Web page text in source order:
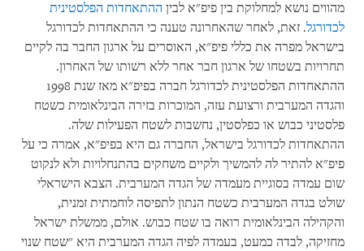
מהווים נושא למחלוקת בין פיפ"א לבין ההתאחדות הפלסטינית
לכדורגל. זאת, לאחר שהאחרונה טענה כי ההתאחדות לכדורגל
בישראל מפרה את כללי פיפ"א, האוסרים על ארגון החבר בה לקיים
תחרויות בשטחו של ארגון חבר אחר ללא רשותו של האחרון.
ההתאחדות הפלסטינית לכדורגל חברה בפיפ"א מאז שנת 1998
והגדה המערבית ורצועת עזה, המוכרות בזירה הבינלאומית כשטח
פלסטיני כבוש או כפלסטין, נחשבות לשטח הפעילות שלה.
ההתאחדות לכדורגל בישראל, החברה גם היא בפיפ"א, אמרה כי על
פיפ"א להתיר לה להמשיך ולקיים משחקים בהתנחלויות ולא לנקוט
שום עמדה בסוגיית מעמדה של הגדה המערבית. הצבא הישראלי
שולט בגדה המערבית כשטח הנתון לתפיסה לוחמתית זמנית,
והקהילה הבינלאומית רואה בו שטח כבוש. אולם, ממשלת ישראל
מחזיקה, לבדה כמעט, בעמדה לפיה הגדה המערבית היא "שטח שנוי